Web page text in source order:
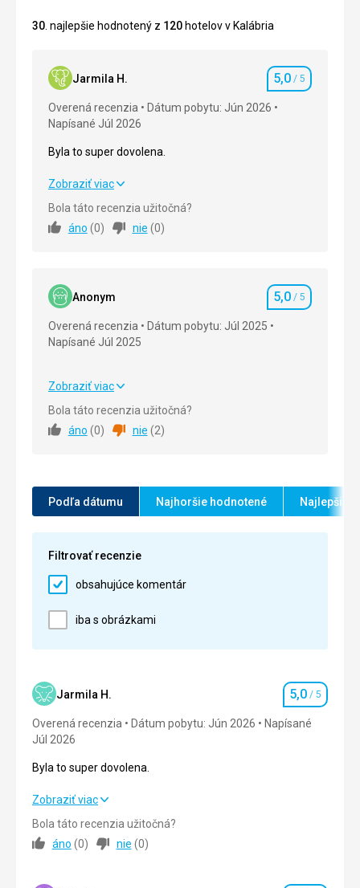
30. najlepšie hodnotený z 120 hotelov v Kalábria
Jarmila H. Hodnotenie
5,0 / 5
Overená recenzia
Dátum pobytu: Jún 2026
Napísané Júl 2026
Byla to super dovolena.
Byla to super dovolena.
Strava
Služby 5,0/ 5
Cena
Zobraziť viac
Bola táto recenzia užitočná?
áno (0) nie (0)
Anonym Hodnotenie
5,0 / 5
Overená recenzia
Dátum pobytu: Júl 2025
Napísané Júl 2025
Strava
Ubytovanie
Služby / 5
Zobraziť viac
Bola táto recenzia užitočná?
áno (0) nie (2)
Podľa dátumu Najhoršie hodnotené Najlepšie
Filtrovať recenzie
obsahujúce komentár
iba s obrázkami
Jarmila H. Hodnotenie
5,0 / 5
Overená recenzia Dátum pobytu: Jún 2026
Napísané
Júl 2026
Byla to super dovolena.
Byla to super dovolena.
Strava
Zobraziť viac
Bola táto recenzia užitočná?
áno (0) nie (0)